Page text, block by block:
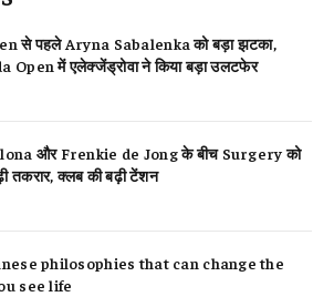
से पहले Aryna Sabalenka को बड़ा झटका,
Open में एलेक्जेंड्रोवा ने किया बड़ा उलटफेर
और Frenkie de Jong के बीच Surgery को
तकरार, क्लब की बढ़ी टेंशन
philosophies that can change the
see life